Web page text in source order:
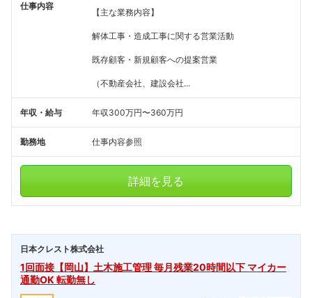
仕事内容
【主な業務内容】
解体工事・造成工事に関する営業活動
既存顧客・新規顧客への提案営業
（不動産会社、建設会社...
年収・給与 年収300万円〜360万円
勤務地 仕事内容参照
詳細を見る
日本クレスト株式会社
1回面接【岡山】土木施工管理 毎月残業20時間以下 マイカー
通勤OK 転勤無し